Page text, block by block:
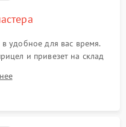
удобное для вас время.
и привезет на склад